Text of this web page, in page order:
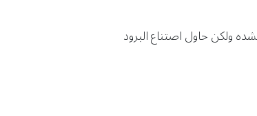
ولكن حاول اصتناع البرود